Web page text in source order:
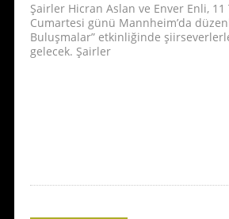
Şairler Hicran Aslan ve Enver Enli, 11
Cumartesi günü Mannheim’da
Buluşmalar” etkinliğinde
gelecek. Şairler